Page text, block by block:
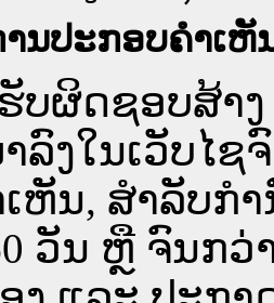
ນປະກອບຄຳເຫັ
ຜິດຊອບສ້າງ
ລົງໃນ​ເວັບ​ໄ
ຫັນ, ສໍາລັບກໍ
ວັນ ຫຼື ຈົນກ